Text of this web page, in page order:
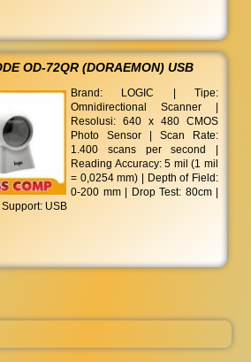
OD-72QR (DORAEMON) USB
Brand: LOGIC | Tipe:
Omnidirectional Scanner |
Resolusi: 640 x 480 CMOS
Photo Sensor | Scan Rate:
1.400 scans per second |
Reading Accuracy: 5 mil (1 mil
= 0,0254 mm) | Depth of Field:
0-200 mm | Drop Test: 80cm |
Support: USB